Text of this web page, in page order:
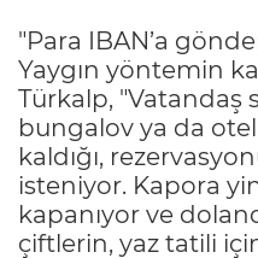
"Para IBAN’a
Yaygın yöntemin
Türkalp, "Vatandaş
bungalov ya da
kaldığı,
isteniyor. Kapora
kapanıyor ve
çiftlerin, yaz tatili